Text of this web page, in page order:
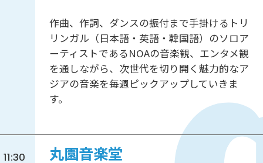
作曲、作詞、ダンスの振付まで手掛けるトリ
リンガル（日本語・英語・韓国語）のソロア
ーティストであるNOAの音楽観、エンタメ観
を通しながら、次世代を切り開く魅力的なア
ジアの音楽を毎週ピックアップしていきま
す。
11:30
丸園音楽堂